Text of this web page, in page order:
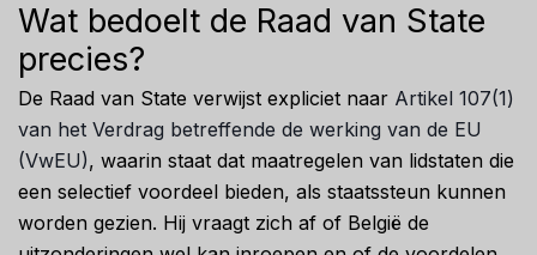
Wat bedoelt de Raad van State
precies?
De Raad van State verwijst expliciet naar Artikel 107(1)
van het Verdrag betreffende de werking van de EU
(VwEU), waarin staat dat maatregelen van lidstaten die
een selectief voordeel bieden, als staatssteun kunnen
worden gezien. Hij vraagt zich af of België de